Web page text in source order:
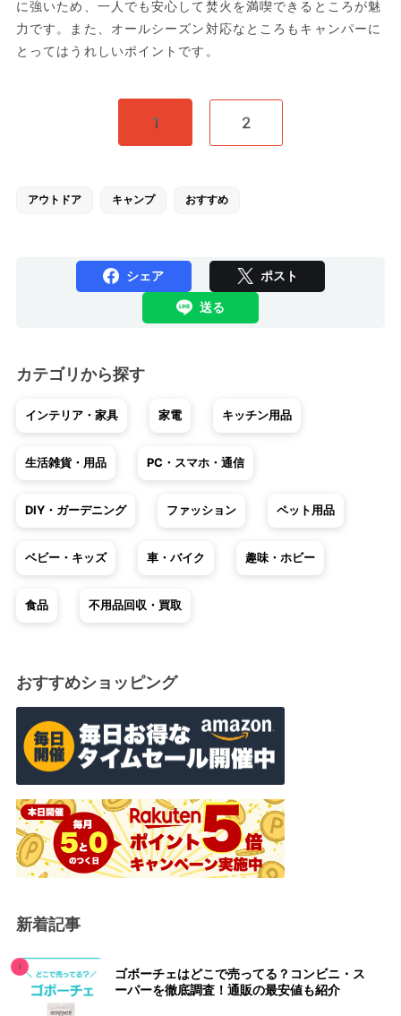
に強いため、一人でも安心して焚火を満喫できるところが魅
力です。また、オールシーズン対応なところもキャンパーに
とってはうれしいポイントです。
1 2
アウトドア キャンプ おすすめ
シェア ポスト
送る
カテゴリから探す
インテリア・家具 家電 キッチン用品
生活雑貨・用品 PC・スマホ・通信
DIY・ガーデニング ファッション ペット用品
ベビー・キッズ 車・バイク 趣味・ホビー
食品 不用品回収・買取
おすすめショッピング
新着記事
ゴボーチェはどこで売ってる？コンビニ・ス
ーパーを徹底調査！通販の最安値も紹介